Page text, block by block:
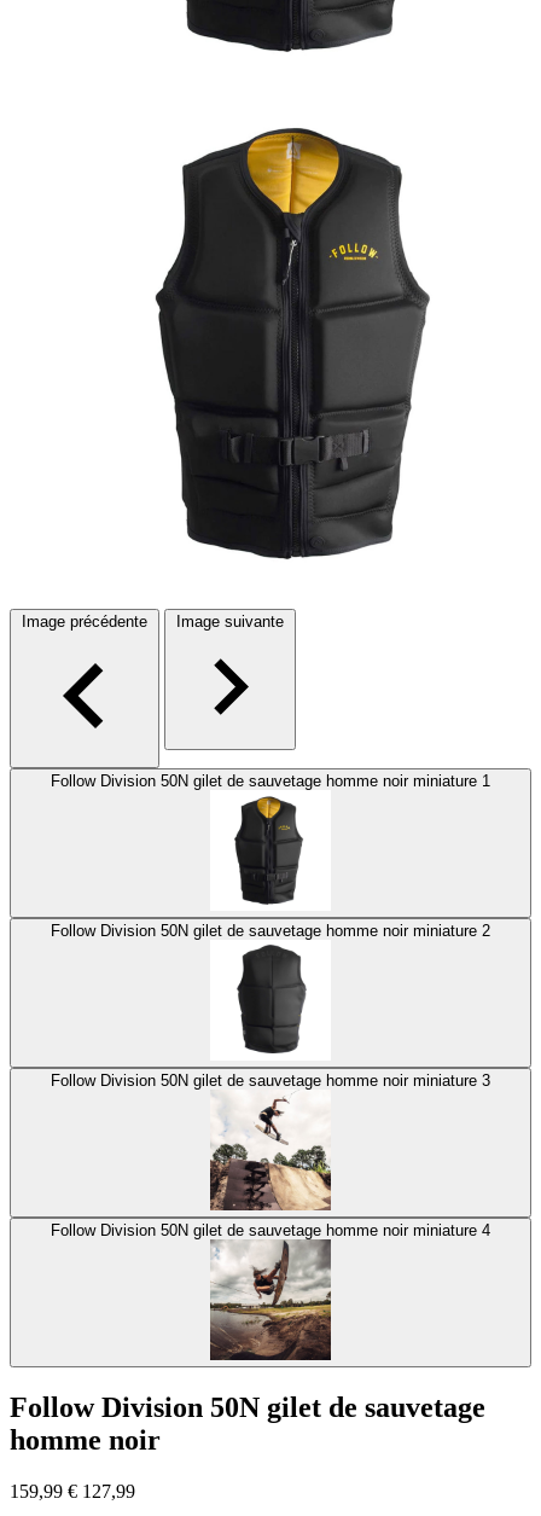
Image précédente Image suivante
Follow Division 50N gilet de sauvetage homme noir miniature 1
Follow Division 50N gilet de sauvetage homme noir miniature 2
Follow Division 50N gilet de sauvetage homme noir miniature 3
Follow Division 50N gilet de sauvetage homme noir miniature 4
Follow Division 50N gilet de sauvetage
homme noir
159,99 € 127,99